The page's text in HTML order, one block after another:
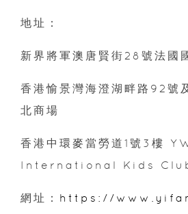
地址：
新界將軍澳唐賢街28號法國
香港愉景灣海澄湖畔路92號
北商場
香港中環麥當勞道1號3樓
International Kids
網址： https://